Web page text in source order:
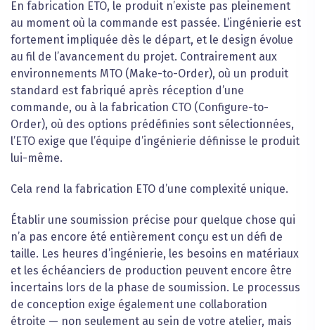
En fabrication ETO, le produit n’existe pas pleinement
au moment où la commande est passée. L’ingénierie est
fortement impliquée dès le départ, et le design évolue
au fil de l’avancement du projet. Contrairement aux
environnements MTO (Make-to-Order), où un produit
standard est fabriqué après réception d’une
commande, ou à la fabrication CTO (Configure-to-
Order), où des options prédéfinies sont sélectionnées,
l’ETO exige que l’équipe d’ingénierie définisse le produit
lui-même.
Cela rend la fabrication ETO d’une complexité unique.
Établir une soumission précise pour quelque chose qui
n’a pas encore été entièrement conçu est un défi de
taille. Les heures d’ingénierie, les besoins en matériaux
et les échéanciers de production peuvent encore être
incertains lors de la phase de soumission. Le processus
de conception exige également une collaboration
étroite — non seulement au sein de votre atelier, mais